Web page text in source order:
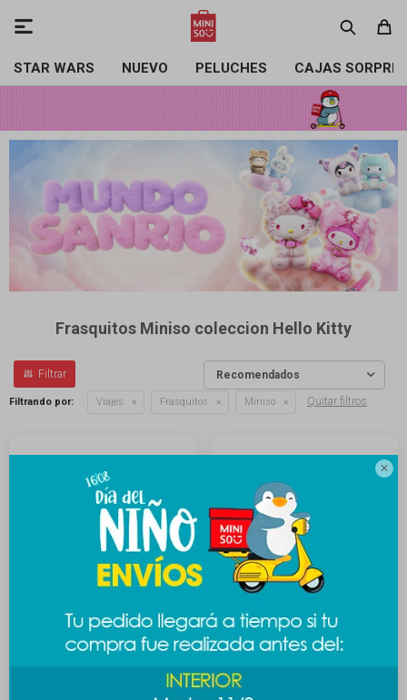

STAR WARS NUEVO PELUCHES CAJAS

Frasquitos Miniso coleccion Hello Kitty
Recomendados
Filtrando por: Viajes Frasquitos Miniso Quitar filtros
Frascos de viaje Hello kitty
Frasco espuma Hello Kitty
$ 189